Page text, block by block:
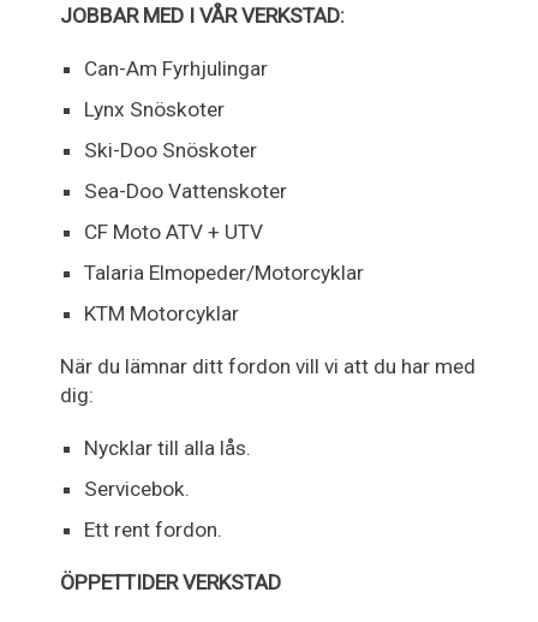
JOBBAR MED I VÅR VERKSTAD:
Can-Am Fyrhjulingar
Lynx Snöskoter
Ski-Doo Snöskoter
Sea-Doo Vattenskoter
CF Moto ATV + UTV
Talaria Elmopeder/Motorcyklar
KTM Motorcyklar
När du lämnar ditt fordon vill vi att du har med
dig:
Nycklar till alla lås.
Servicebok.
Ett rent fordon.
ÖPPETTIDER VERKSTAD